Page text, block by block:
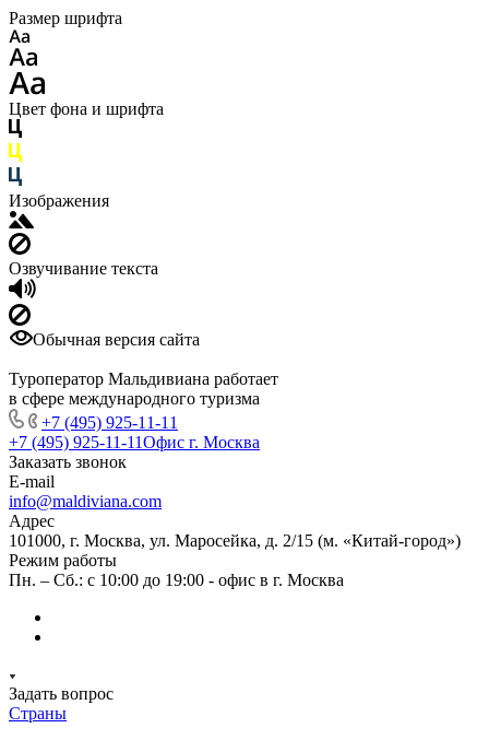
Размер шрифта
Цвет фона и шрифта
Изображения
Озвучивание текста
Обычная версия сайта
Туроператор Мальдивиана работает
в сфере международного туризма
+7 (495) 925-11-11
+7 (495) 925-11-11Офис г. Москва
Заказать звонок
E-mail
info@maldiviana.com
Адрес
101000, г. Москва, ул. Маросейка, д. 2/15 (м. «Китай-город»)
Режим работы
Пн. – Сб.: с 10:00 до 19:00 - офис в г. Москва
Задать вопрос
Страны